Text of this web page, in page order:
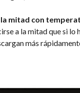
mitad con
a la mitad que si
más